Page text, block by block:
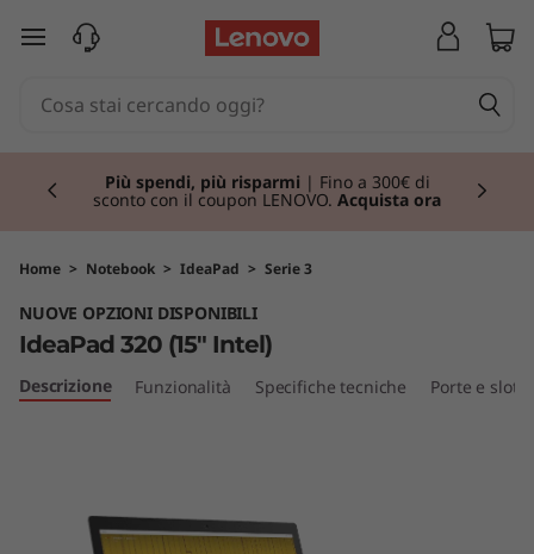
a
d
3
passa a contenuto principale
Più spendi, più risparmi | Fino a 300€ di
sconto con il coupon LENOVO. Acquista ora
Home > Notebook > IdeaPad > Serie 3
NUOVE OPZIONI DISPONIBILI
IdeaPad 320 (15" Intel)
Descrizione Funzionalità Specifiche tecniche Porte e slot